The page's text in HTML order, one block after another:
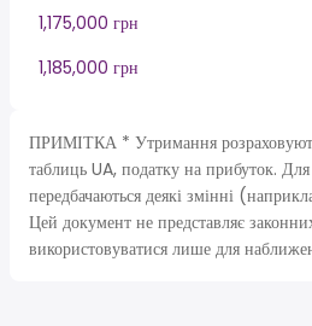
1,175,000 грн
1,185,000 грн
ПРИМІТКА * Утримання
таблиць UA, податку на прибуток.
передбачаються деякі змінні
Цей документ не представляє
використовуватися лише для